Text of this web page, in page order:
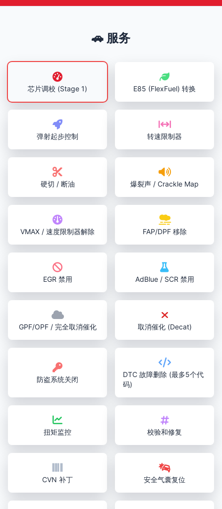
🚗 服务
芯片调校 (Stage 1) E85 (FlexFuel) 转换
弹射起步控制 转速限制器
硬切 / 断油 爆裂声 / Crackle Map
VMAX / 速度限制器解除 FAP/DPF 移除
EGR 禁用 AdBlue / SCR 禁用
GPF/OPF / 完全取消催化 取消催化 (Decat)
防盗系统关闭
DTC 故障删除 (最多5个代
码)
扭矩监控 校验和修复
CVN 补丁 安全气囊复位